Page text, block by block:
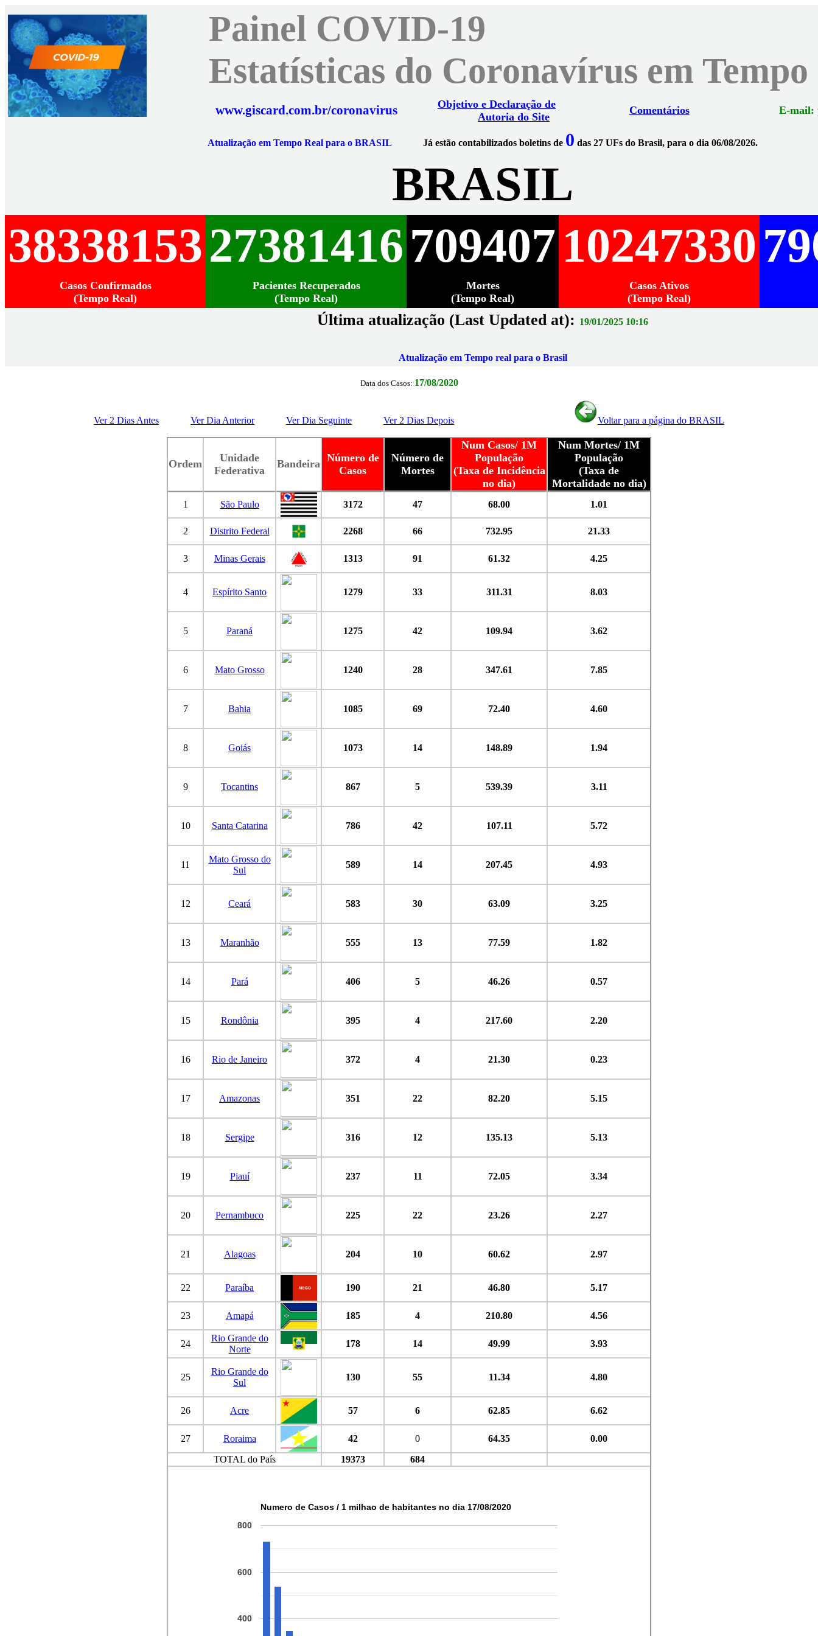
Painel COVID-19
Estatísticas do Coronavírus em Tempo
www.giscard.com.br/coronavirus
Objetivo e Declaração de
Autoria do Site
Comentários E-mail:
Atualização em Tempo Real para o BRASIL Já estão contabilizados boletins de 0 das 27 UFs do Brasil, para o dia 06/08/2026.
BRASIL
3833815327381416709407 10247330
Casos Confirmados
(Tempo Real)
Pacientes Recuperados
(Tempo Real)
Mortes
(Tempo Real)
Casos Ativos
(Tempo Real)
Última atualização (Last Updated at): 19/01/2025 10:16
Atualização em Tempo real para o Brasil
Data dos Casos: 17/08/2020
Ver 2 Dias Antes Ver Dia Anterior Ver Dia Seguinte Ver 2 Dias Depois Voltar para a página do BRASIL
Ordem
Unidade
Federativa
Bandeira Número de
Casos
Número de
Mortes
Num Casos/ 1M
População
(Taxa de Incidência
no dia)
Num Mortes/ 1M
População
(Taxa de
Mortalidade no dia)
1 São Paulo 3172 47 68.00 1.01
2 Distrito Federal 2268 66 732.95 21.33
3 Minas Gerais 1313 91 61.32 4.25
4 Espírito Santo 1279 33 311.31 8.03
5 Paraná 1275 42 109.94 3.62
6 Mato Grosso 1240 28 347.61 7.85
7 Bahia 1085 69 72.40 4.60
8 Goiás 1073 14 148.89 1.94
9 Tocantins 867 5 539.39 3.11
10 Santa Catarina 786 42 107.11 5.72
11
Mato Grosso do
Sul
589 14 207.45 4.93
12 Ceará 583 30 63.09 3.25
13 Maranhão 555 13 77.59 1.82
14 Pará 406 5 46.26 0.57
15 Rondônia 395 4 217.60 2.20
16 Rio de Janeiro 372 4 21.30 0.23
17 Amazonas 351 22 82.20 5.15
18 Sergipe 316 12 135.13 5.13
19 Piauí 237 11 72.05 3.34
20 Pernambuco 225 22 23.26 2.27
21 Alagoas 204 10 60.62 2.97
22 Paraíba 190 21 46.80 5.17
23 Amapá 185 4 210.80 4.56
24
Rio Grande do
Norte
178 14 49.99 3.93
25
Rio Grande do
Sul
130 55 11.34 4.80
26 Acre 57 6 62.85 6.62
27 Roraima 42 0 64.35
0.00
TOTAL do País
19373 684
Numero de Casos / 1 milhao de habitantes no dia 17/08/2020
400
600
800